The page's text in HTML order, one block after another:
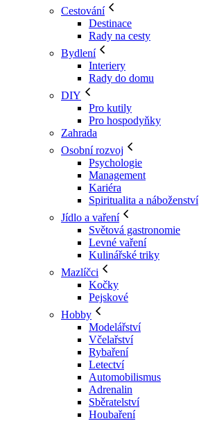
Cestování
Destinace
Rady na cesty
Bydlení
Interiery
Rady do domu
DIY
Pro kutily
Pro hospodyňky
Zahrada
Osobní rozvoj
Psychologie
Management
Kariéra
Spiritualita a náboženství
Jídlo a vaření
Světová gastronomie
Levné vaření
Kulinářské triky
Mazlíčci
Kočky
Pejskové
Hobby
Modelářství
Včelařství
Rybaření
Letectví
Automobilismus
Adrenalin
Sběratelství
Houbaření